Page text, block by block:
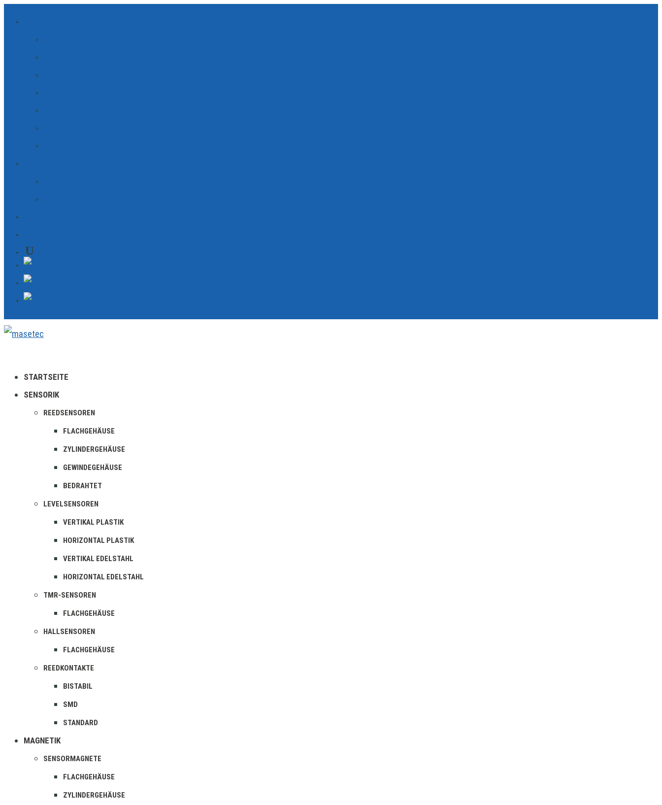
STARTSEITE
SENSORIK
REEDSENSOREN
FLACHGEHÄUSE
ZYLINDERGEHÄUSE
GEWINDEGEHÄUSE
BEDRAHTET
LEVELSENSOREN
VERTIKAL PLASTIK
HORIZONTAL PLASTIK
VERTIKAL EDELSTAHL
HORIZONTAL EDELSTAHL
TMR-SENSOREN
FLACHGEHÄUSE
HALLSENSOREN
FLACHGEHÄUSE
REEDKONTAKTE
BISTABIL
SMD
STANDARD
MAGNETIK
SENSORMAGNETE
FLACHGEHÄUSE
ZYLINDERGEHÄUSE